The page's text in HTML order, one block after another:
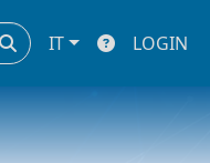
IT LOGIN